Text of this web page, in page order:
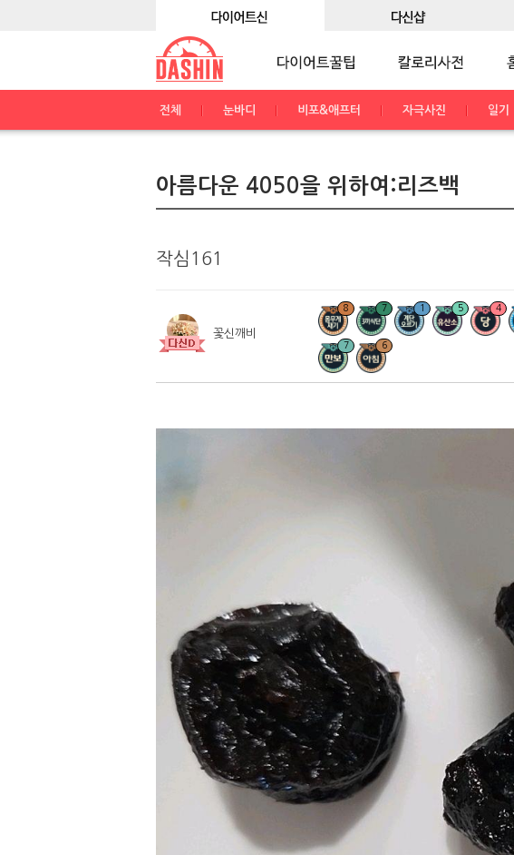
전체 눈바디 비포&애프터 자극사진 일기
아름다운 4050을 위하여:리즈백
작심161
꽃신깨비
8 7 1 5 4
7 6